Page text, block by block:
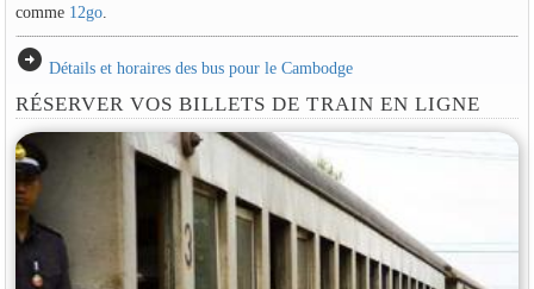
comme 12go.
arrow_circle_right Détails et horaires des bus pour le Cambodge
RÉSERVER VOS BILLETS DE TRAIN EN LIGNE